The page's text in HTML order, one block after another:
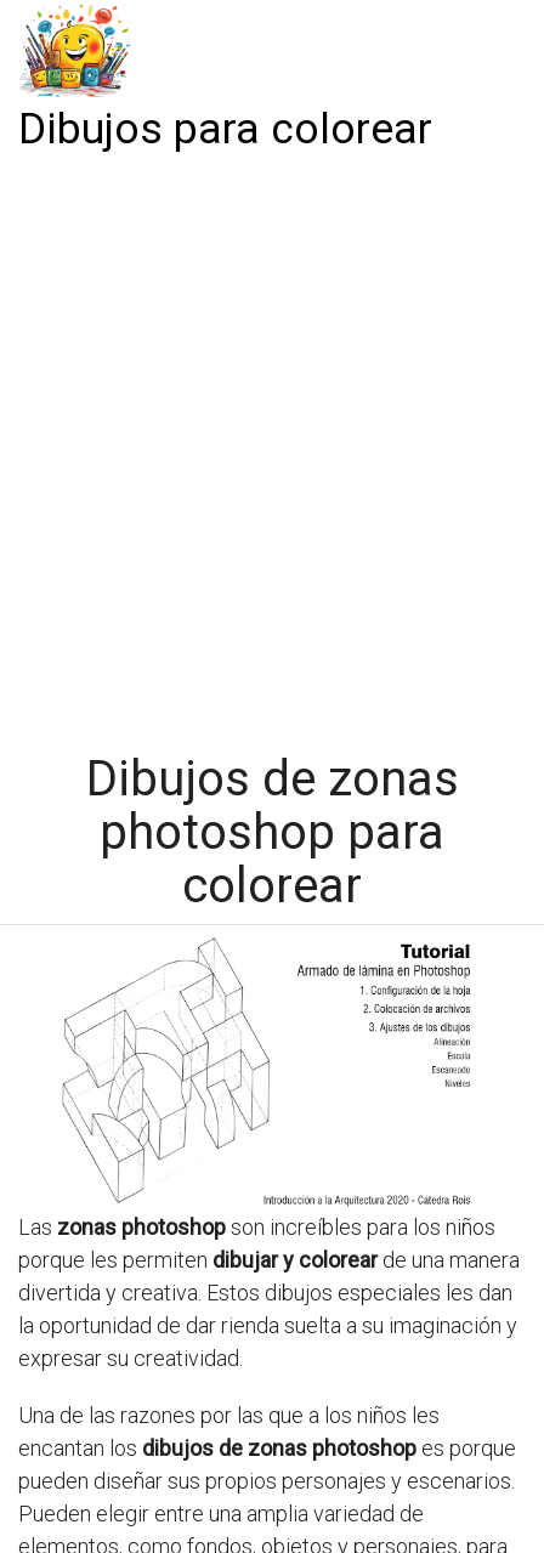
Dibujos para colorear
Dibujos de zonas
photoshop para
colorear
Las zonas photoshopson increíbles para los niños
porque les permiten dibujar y colorearde una manera
divertida y creativa. Estos dibujos especiales les dan
la oportunidad de dar rienda suelta a su imaginación y
expresar su creatividad.
Una de las razones por las que a los niños les
encantan los dibujos de zonas photoshop es porque
pueden diseñar sus propios personajes y escenarios.
Pueden elegir entre una amplia variedad de
elementos, como fondos, objetos y personajes, para